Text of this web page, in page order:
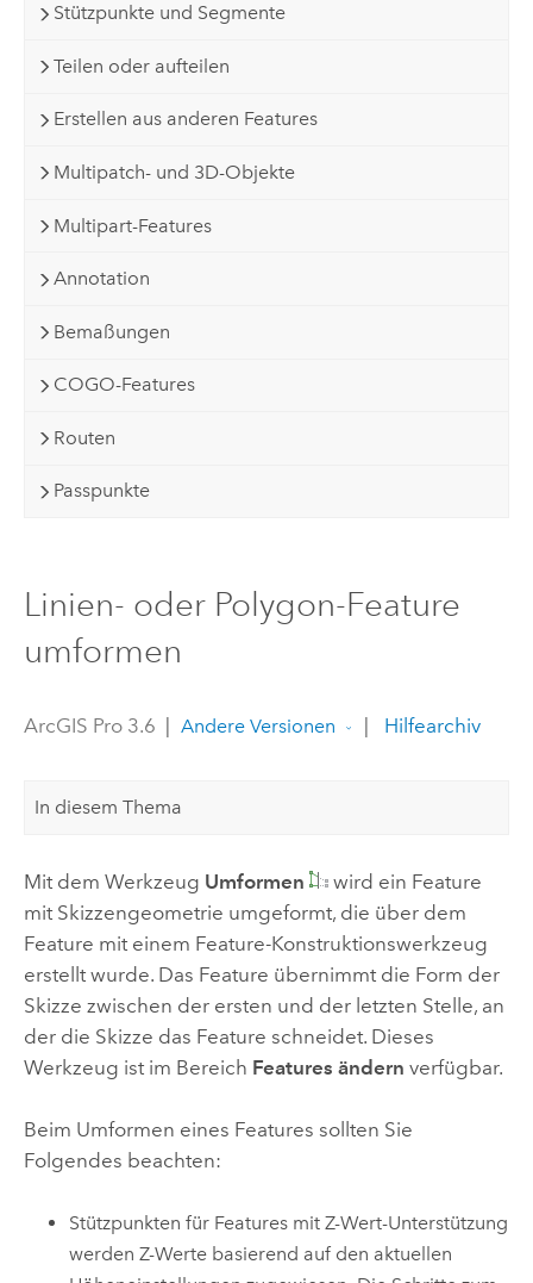
Stützpunkte und Segmente
Teilen oder aufteilen
Erstellen aus anderen Features
Multipatch- und 3D-Objekte
Multipart-Features
Annotation
Bemaßungen
COGO-Features
Routen
Passpunkte
Linien- oder Polygon-Feature
umformen
ArcGIS Pro 3.6 Andere Versionen Hilfearchiv
In diesem Thema
Mit dem Werkzeug Umformen
wird ein Feature
mit Skizzengeometrie umgeformt, die über dem
Feature mit einem Feature-Konstruktionswerkzeug
erstellt wurde. Das Feature übernimmt die Form der
Skizze zwischen der ersten und der letzten Stelle, an
der die Skizze das Feature schneidet. Dieses
Werkzeug ist im Bereich Features ändern verfügbar.
Beim Umformen eines Features sollten Sie
Folgendes beachten:
Stützpunkten für Features mit Z-Wert-Unterstützung
werden Z-Werte basierend auf den aktuellen